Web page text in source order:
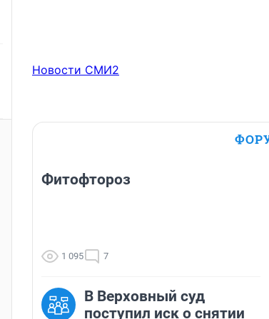
Новости СМИ2
Фитофтороз
1 095 7
В Верховный суд
поступил иск о снятии